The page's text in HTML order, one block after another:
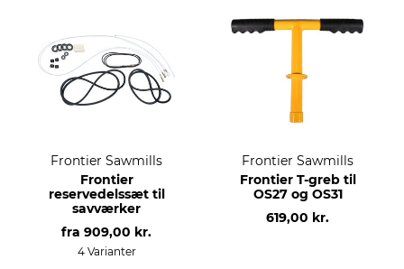
Frontier Sawmills
Frontier
reservedelssæt til
savværker
fra 909,00 kr.
4 Varianter
Frontier Sawmills
Frontier T-greb til
OS27 og OS31
619,00 kr.